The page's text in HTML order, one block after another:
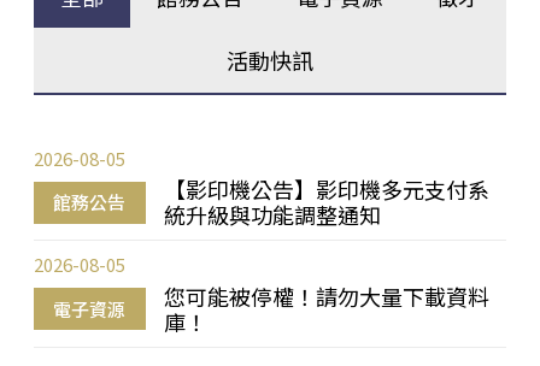
活動快訊
館務公告
【影印機公告】影印機多元支付系
統升級與功能調整通知
2026-08-05
電子資源
您可能被停權！請勿大量下載資料
庫！
2026-08-05